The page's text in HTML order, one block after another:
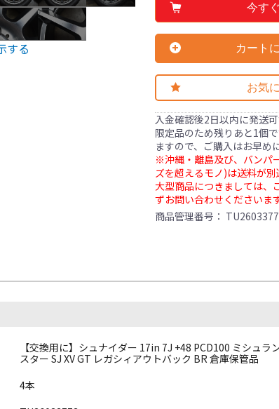
する
今す
カート
お気
入金確認後2日以内に発送
限定品のため残りあと1個
ますので、ご購入はお早め
※沖縄・離島及び、バンパ
ズを超えるモノ)は送料が別
大型商品につきましては、
ずお問い合わせくださいま
商品管理番号：
【交換用に】シュナイダー 17in 7J +48 PCD100 ミシュラ
スター SJ XV GT レガシィアウトバック BR 倉庫保管品
4本